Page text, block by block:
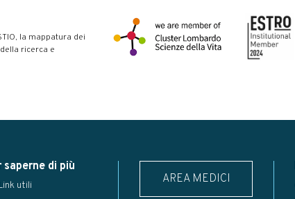
la mappatura dei
ricerca e
saperne di più
utili
AREA MEDICI